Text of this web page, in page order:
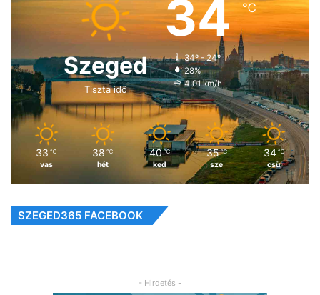
Szeged
Tiszta idő
34℃
34º - 24º
28%
4.01 km/h
33 ℃
vas
38 ℃
hét
40 ℃
ked
35 ℃
sze
34 ℃
csü
SZEGED365 FACEBOOK
- Hirdetés -